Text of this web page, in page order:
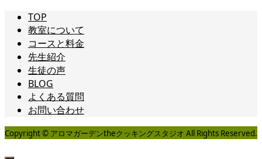
TOP
教室について
コースと料金
先生紹介
生徒の声
BLOG
よくある質問
お問い合わせ
Copyright © アロマガーデンtheクッキングスタジオ All Rights Reserved.